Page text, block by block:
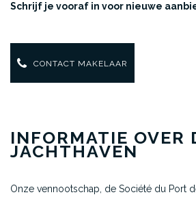
Schrijf je vooraf in voor nieuwe
CONTACT MAKELAAR
INFORMATIE OVER
JACHTHAVEN
Onze vennootschap, de Société du Port